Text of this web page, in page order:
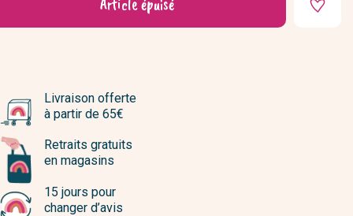
Article épuisé
Livraison offerte
à partir de 65€
Retraits gratuits
en magasins
15 jours pour
changer d’avis